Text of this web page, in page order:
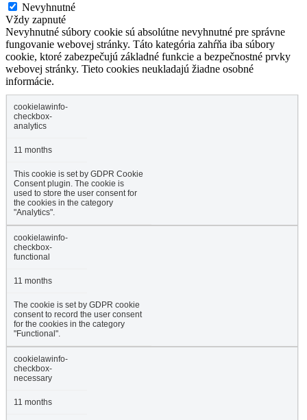
Nevyhnutné
Vždy zapnuté
Nevyhnutné súbory cookie sú absolútne nevyhnutné pre správne
fungovanie webovej stránky. Táto kategória zahŕňa iba súbory
cookie, ktoré zabezpečujú základné funkcie a bezpečnostné prvky
webovej stránky. Tieto cookies neukladajú žiadne osobné
informácie.
cookielawinfo-
checkbox-
analytics
11 months
This cookie is set by GDPR Cookie
Consent plugin. The cookie is
used to store the user consent for
the cookies in the category
"Analytics".
cookielawinfo-
checkbox-
functional
11 months
The cookie is set by GDPR cookie
consent to record the user consent
for the cookies in the category
"Functional".
cookielawinfo-
checkbox-
necessary
11 months